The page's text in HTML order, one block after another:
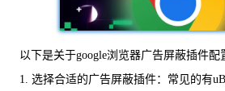
以下是关于google浏览器广告屏蔽插件配
1. 选择合适的广告屏蔽插件：常见的有